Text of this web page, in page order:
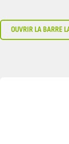
OUVRIR LA BARRE